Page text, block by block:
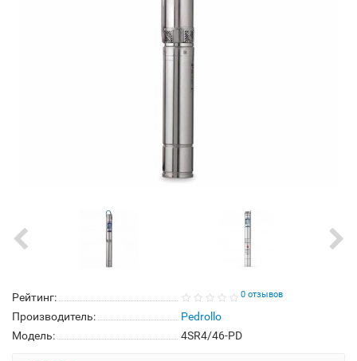
Рейтинг: 0 отзывов
Производитель:
Pedrollo
Модель:
4SR4/46-PD